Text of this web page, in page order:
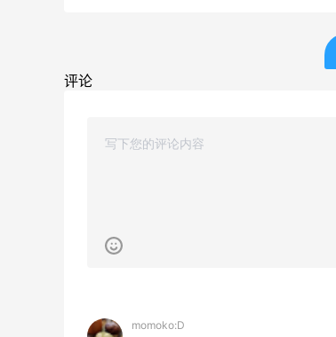
评论
momoko:D
Bloomingdales：时尚热卖！入手
Space NK UK